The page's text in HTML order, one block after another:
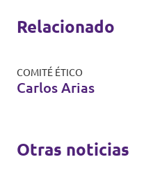
Relacionado
COMITÉ ÉTICO
Carlos Arias
Otras noticias